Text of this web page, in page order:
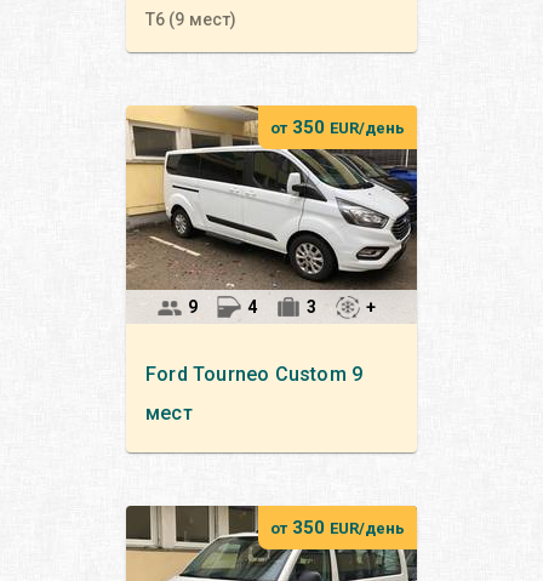
T6 (9 мест)
Ford Tourneo Custom 9
мест
от 350 EUR/день
9 4 3 +
от 350 EUR/день